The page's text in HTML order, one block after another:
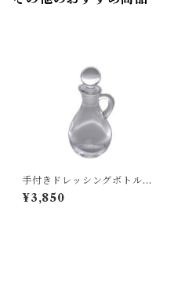
手付きドレッシングボトル
(小) ｜ 廣田硝子
¥3,850